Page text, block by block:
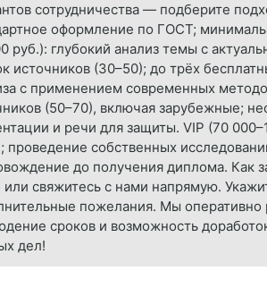
сотрудничества — подберите
оформление по ГОСТ;
руб.): глубокий анализ темы с
источников (30–50); до трёх
с применением современных
(50–70), включая зарубежные;
и речи для защиты. VIP (70
проведение собственных
до получения диплома. Как
или свяжитесь с нами напрямую.
пожелания. Мы оперативно
сроков и возможность
дел!